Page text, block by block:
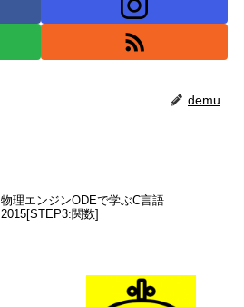
demu
物理エンジンODEで学ぶC言語
2015[STEP3:関数]